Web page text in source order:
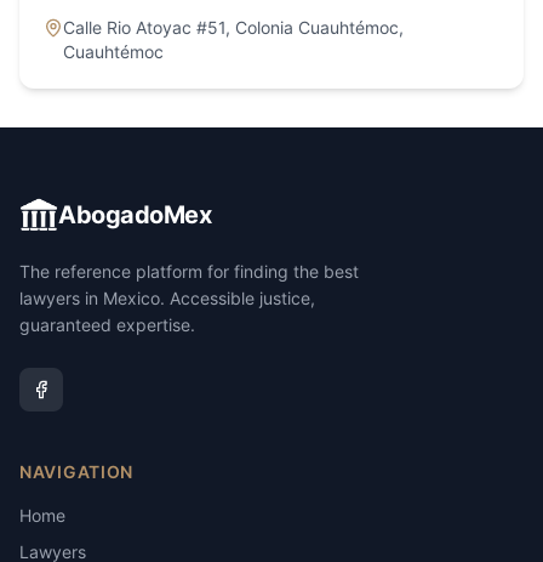
Calle Rio Atoyac #51, Colonia Cuauhtémoc,
Cuauhtémoc
AbogadoMex
The reference platform for finding the best
lawyers in Mexico. Accessible justice,
guaranteed expertise.
NAVIGATION
Home
Lawyers